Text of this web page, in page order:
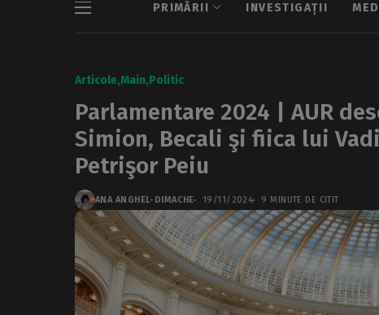
PRIMĂRII INVESTIGAȚII
Articole Main Politic
Parlamentare 2024 | AUR
Simion, Becali şi fiica lui
Petrişor Peiu
ANA ANGHEL-DIMACHE 19/11/2024 9 MINUTE DE CITIT